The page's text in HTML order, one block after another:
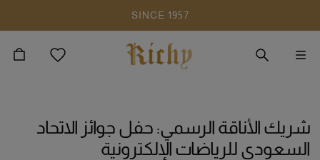
SINCE 1957
شريك الأناقة الرسمي: حفل جوائز الاتحاد
السعودي للرياضات الإلكترونية